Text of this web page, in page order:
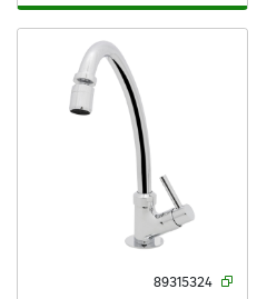
89315324